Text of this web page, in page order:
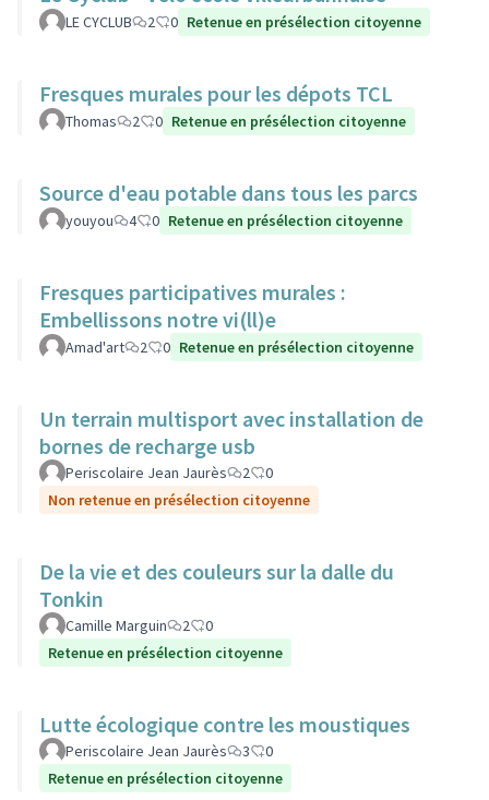
LE CYCLUB 2 0 Retenue en présélection citoyenne
Fresques murales pour les dépots TCL
Thomas 2 0 Retenue en présélection citoyenne
Source d'eau potable dans tous les parcs
youyou 4 0 Retenue en présélection citoyenne
Fresques participatives murales :
Embellissons notre vi(ll)e
Amad'art 2 0 Retenue en présélection citoyenne
Un terrain multisport avec installation de
bornes de recharge usb
Periscolaire Jean Jaurès 2
0
Non retenue en présélection citoyenne
De la vie et des couleurs sur la dalle du
Tonkin
Camille Marguin 2
0
Retenue en présélection citoyenne
Lutte écologique contre les moustiques
Periscolaire Jean Jaurès 3
0
Retenue en présélection citoyenne